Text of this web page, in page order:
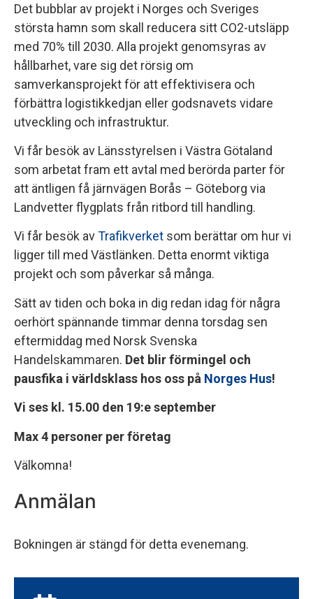
Det bubblar av projekt i Norges och Sveriges
största hamn som skall reducera sitt CO2-utsläpp
med 70% till 2030. Alla projekt genomsyras av
hållbarhet, vare sig det rörsig om
samverkansprojekt för att effektivisera och
förbättra logistikkedjan eller godsnavets vidare
utveckling och infrastruktur.
Vi får besök av Länsstyrelsen i Västra Götaland
som arbetat fram ett avtal med berörda parter för
att äntligen få järnvägen Borås – Göteborg via
Landvetter flygplats från ritbord till handling.
Vi får besök avTrafikverket som berättar om hur vi
ligger till med Västlänken. Detta enormt viktiga
projekt och som påverkar så många.
Sätt av tiden och boka in dig redan idag för några
oerhört spännande timmar denna torsdag sen
eftermiddag med Norsk Svenska
Handelskammaren. Det blir förmingel och
pausfika i världsklass hos oss på Norges Hus!
Vi ses kl. 15.00 den 19:e september
Max 4 personer per företag
Välkomna!
Anmälan
Bokningen är stängd för detta evenemang.